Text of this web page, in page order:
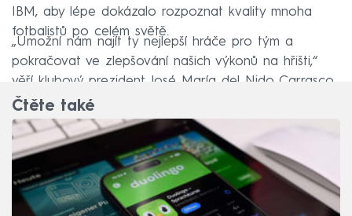
IBM, aby lépe dokázalo rozpoznat kvality mnoha
fotbalistů po celém světě.
„Umožní nám najít ty nejlepší hráče pro tým a
pokračovat ve zlepšování našich výkonů na hřišti,“
věří klubový prezident José María del Nido Carrasco.
Čtěte také